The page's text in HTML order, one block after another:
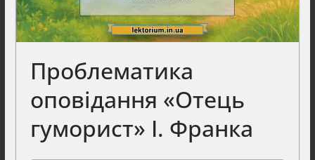
Проблематика
оповідання «Отець
гуморист» І. Франка